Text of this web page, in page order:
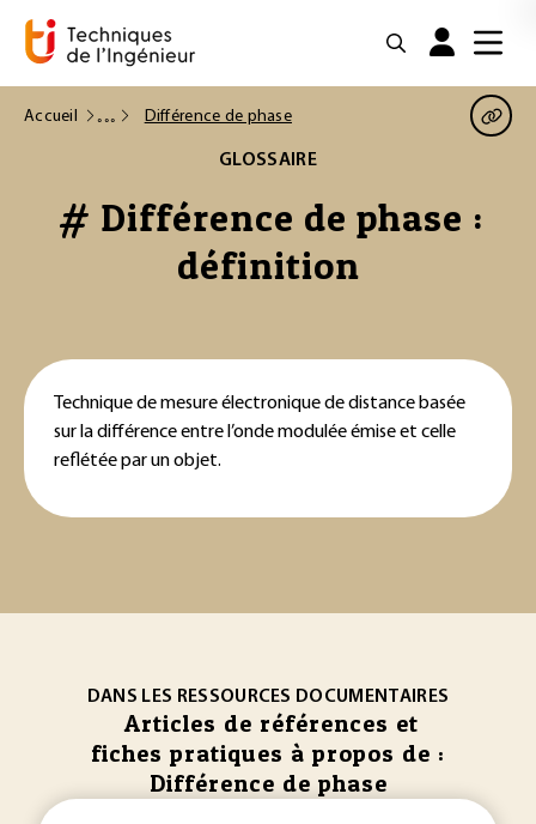
Accueil Différence de phase
GLOSSAIRE
# Différence de phase :
définition
Technique de mesure électronique de distance basée
sur la différence entre l’onde modulée émise et celle
reflétée par un objet.
DANS LES RESSOURCES DOCUMENTAIRES
Articles de références et
fiches pratiques à propos de :
Différence de phase